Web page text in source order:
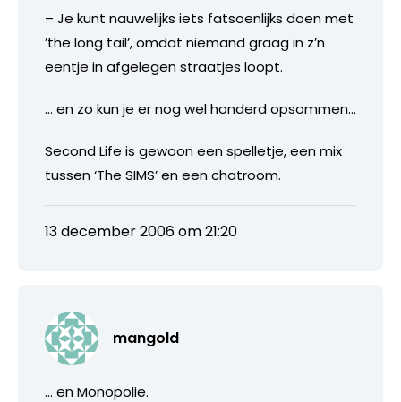
– Je kunt nauwelijks iets fatsoenlijks doen met
’the long tail’, omdat niemand graag in z’n
eentje in afgelegen straatjes loopt.
… en zo kun je er nog wel honderd opsommen…
Second Life is gewoon een spelletje, een mix
tussen ‘The SIMS’ en een chatroom.
13 december 2006 om 21:20
mangold
… en Monopolie.